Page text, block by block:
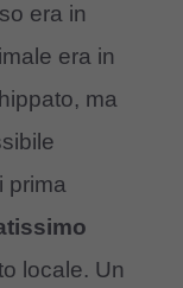
era in
era in
ma
prima
locale. Un